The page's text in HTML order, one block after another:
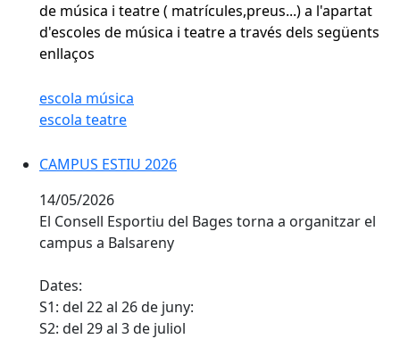
de música i teatre ( matrícules,preus...) a l'apartat
d'escoles de música i teatre a través dels següents
enllaços
escola música
escola teatre
CAMPUS ESTIU 2026
CAMPUS ESTIU 2026
14/05/2026
El Consell Esportiu del Bages torna a organitzar el
campus a Balsareny
Dates:
S1: del 22 al 26 de juny:
S2: del 29 al 3 de juliol